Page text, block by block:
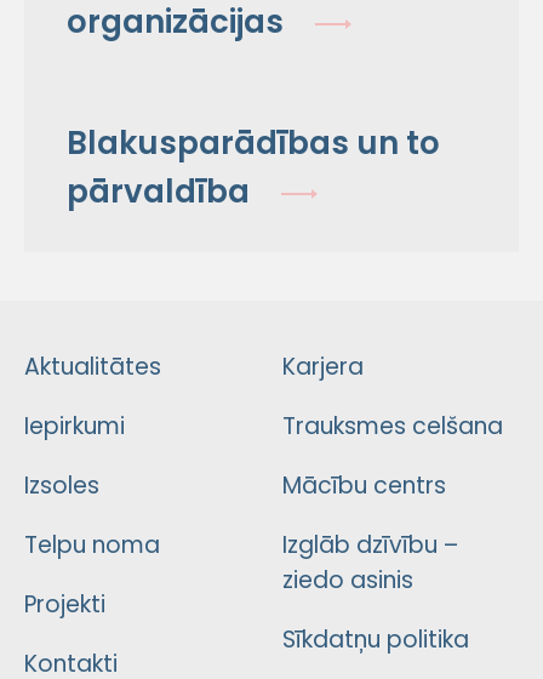
organizācijas
Blakusparādības un to
pārvaldība
Aktualitātes
Iepirkumi
Izsoles
Telpu noma
Projekti
Kontakti
Karjera
Trauksmes celšana
Mācību centrs
Izglāb dzīvību –
ziedo asinis
Sīkdatņu politika